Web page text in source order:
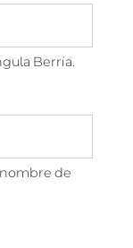
Berria.
de